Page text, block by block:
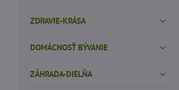
ZDRAVIE-KRÁSA
DOMÁCNOSŤ BÝVANIE
ZÁHRADA-DIELŇA